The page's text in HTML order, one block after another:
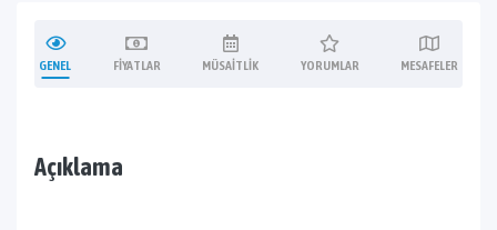
GENEL FIYATLAR MÜSAITLIK YORUMLAR MESAFELER
Açıklama